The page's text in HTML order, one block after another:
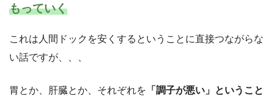
もっていく
これは人間ドックを安くするということに直接つながらな
い話ですが、、、
胃とか、肝臓とか、それぞれを 「調子が悪い」ということ